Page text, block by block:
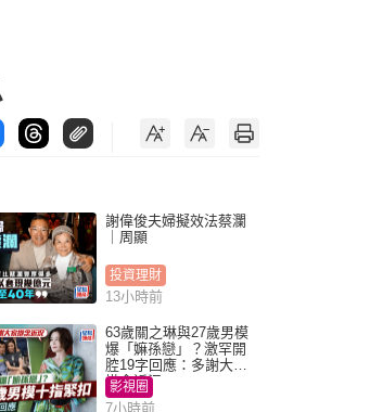
謝偉俊夫婦擬效法蔡瀾
｜周顯
投資理財
13小時前
63歲關之琳與27歲男模
爆「嫲孫戀」？激罕開
腔19字回應：多謝大家
掛念近況
影視圈
7小時前